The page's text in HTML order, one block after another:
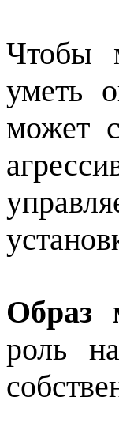
Чтобы
уметь
может
Образ
роль